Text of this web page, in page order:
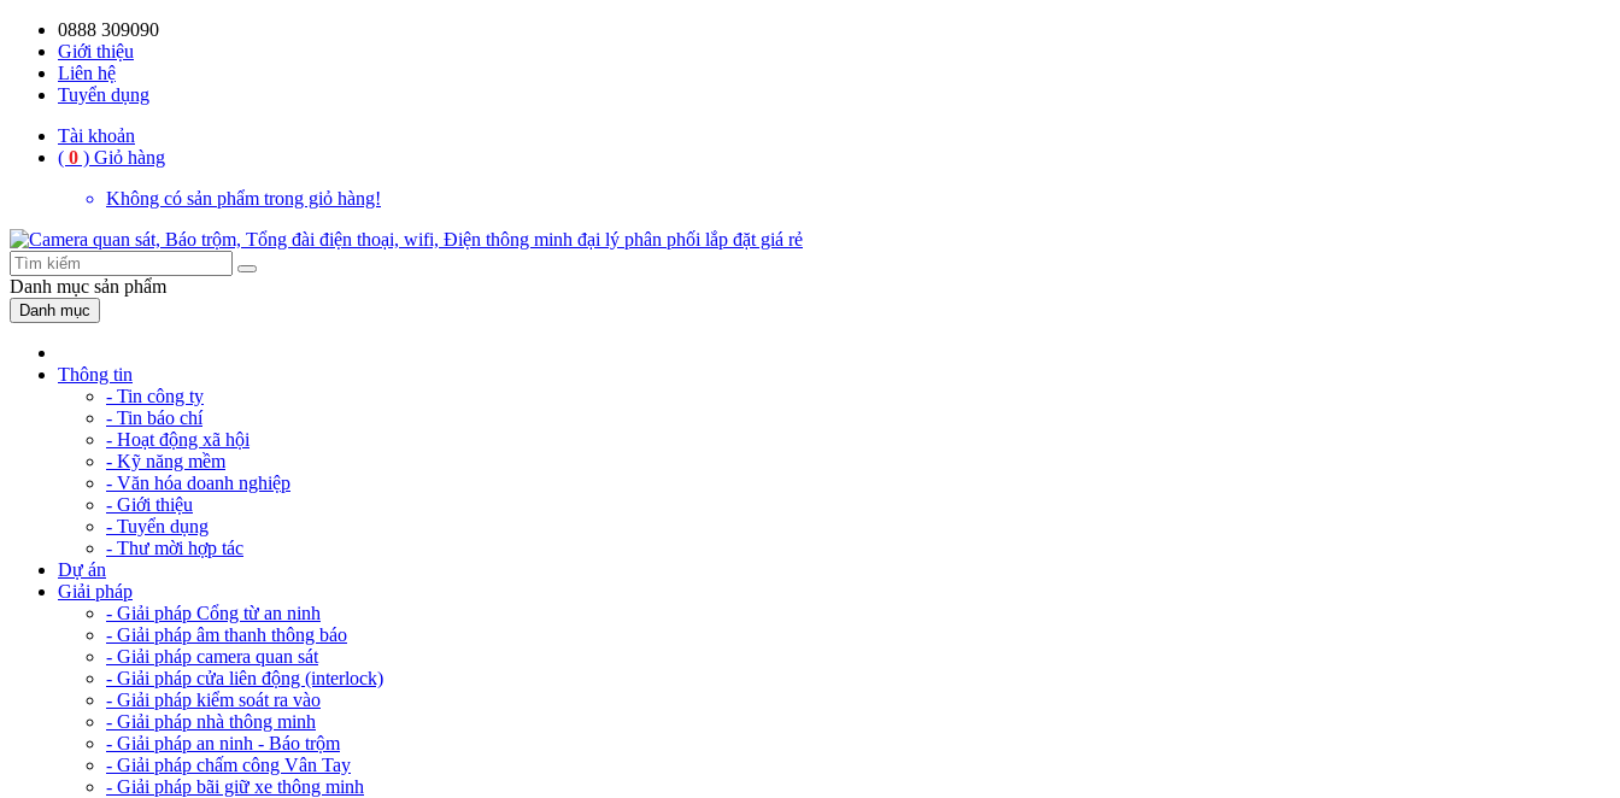
0888 309090
Giới thiệu
Liên hệ
Tuyển dụng
Tài khoản
( 0 ) Giỏ hàng
Không có sản phẩm trong giỏ hàng!
Danh mục sản phẩm
Danh mục
Thông tin
- Tin công ty
- Tin báo chí
- Hoạt động xã hội
- Kỹ năng mềm
- Văn hóa doanh nghiệp
- Giới thiệu
- Tuyển dụng
- Thư mời hợp tác
Dự án
Giải pháp
- Giải pháp Cổng từ an ninh
- Giải pháp âm thanh thông báo
- Giải pháp camera quan sát
- Giải pháp cửa liên động (interlock)
- Giải pháp kiểm soát ra vào
- Giải pháp nhà thông minh
- Giải pháp an ninh - Báo trộm
- Giải pháp chấm công Vân Tay
- Giải pháp bãi giữ xe thông minh